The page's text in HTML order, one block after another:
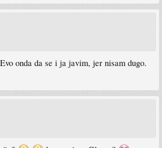
onda da se i ja javim, jer nisam dugo.